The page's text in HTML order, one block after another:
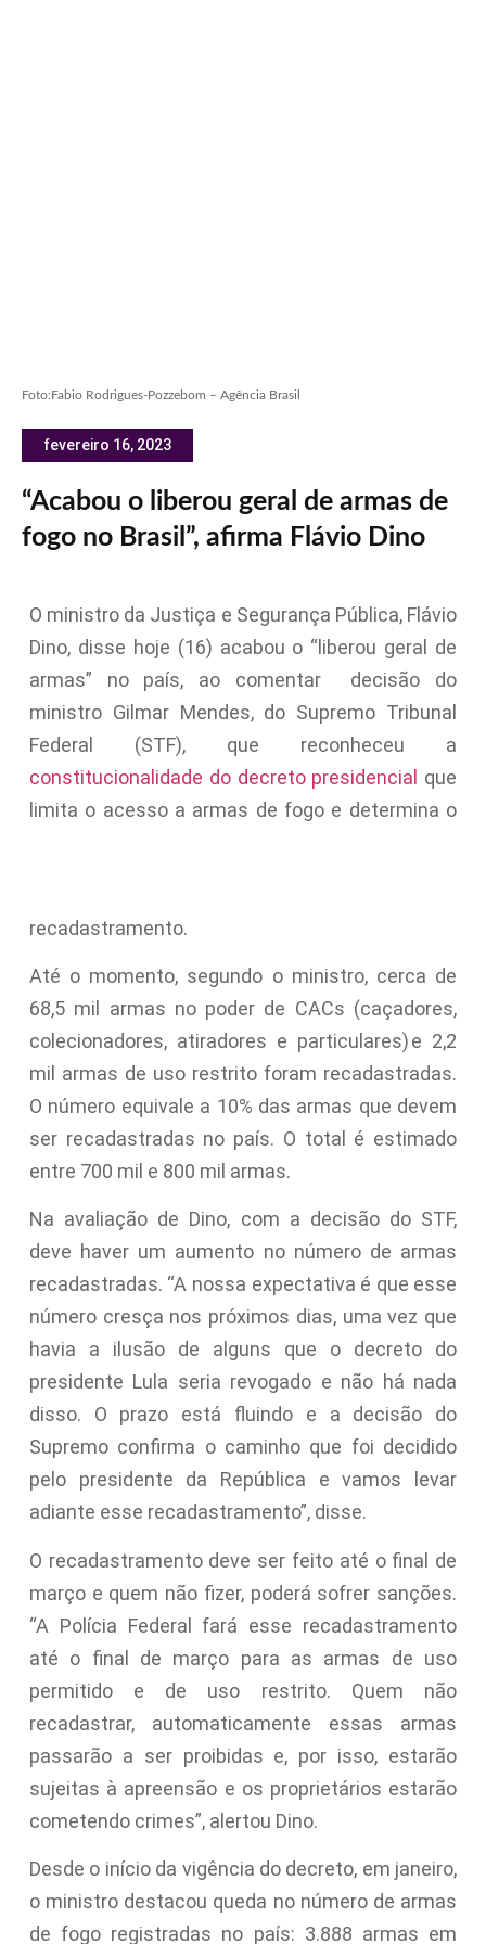
Foto:Fabio Rodrigues-Pozzebom – Agência Brasil
fevereiro 16, 2023
“Acabou o liberou geral de armas de
fogo no Brasil”, afirma Flávio Dino
O ministro da Justiça e Segurança Pública, Flávio
Dino, disse hoje (16) acabou o “liberou geral de
armas” no país, ao comentar decisão do
ministro Gilmar Mendes, do Supremo Tribunal
Federal (STF), que reconheceu a
constitucionalidade do decreto presidencial que
limita o acesso a armas de fogo e determina o
recadastramento.
Até o momento, segundo o ministro, cerca de
68,5 mil armas no poder de CACs (caçadores,
colecionadores, atiradores e particulares)e 2,2
mil armas de uso restrito foram recadastradas.
O número equivale a 10% das armas que devem
ser recadastradas no país. O total é estimado
entre 700 mil e 800 mil armas.
Na avaliação de Dino, com a decisão do STF,
deve haver um aumento no número de armas
recadastradas. “A nossa expectativa é que esse
número cresça nos próximos dias, uma vez que
havia a ilusão de alguns que o decreto do
presidente Lula seria revogado e não há nada
disso. O prazo está fluindo e a decisão do
Supremo confirma o caminho que foi decidido
pelo presidente da República e vamos levar
adiante esse recadastramento”, disse.
O recadastramento deve ser feito até o final de
março e quem não fizer, poderá sofrer sanções.
“A Polícia Federal fará esse recadastramento
até o final de março para as armas de uso
permitido e de uso restrito. Quem não
recadastrar, automaticamente essas armas
passarão a ser proibidas e, por isso, estarão
sujeitas à apreensão e os proprietários estarão
cometendo crimes”, alertou Dino.
Desde o início da vigência do decreto, em janeiro,
o ministro destacou queda no número de armas
de fogo registradas no país: 3.888 armas em